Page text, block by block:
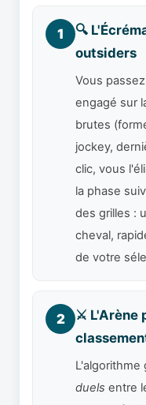
1
🔍
outsiders
Vous
engagé sur
brutes
jockey,
clic, vous
la phase
des grilles :
cheval,
de votre
2
⚔️ L'Arène
duels entre